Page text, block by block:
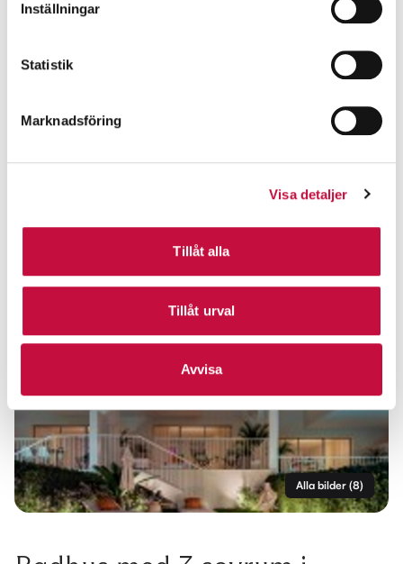
Inställningar
Statistik
Marknadsföring
Visa detaljer
Tillåt alla
Tillåt urval
Avvisa
Alla bilder (8)